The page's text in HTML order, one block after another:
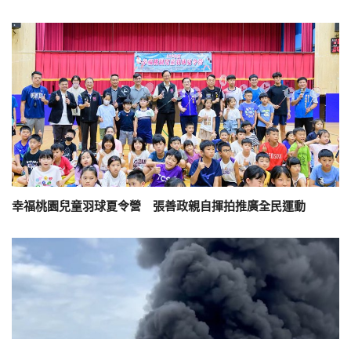
幸福桃園兒童羽球夏令營 張善政親自揮拍推廣全民運動